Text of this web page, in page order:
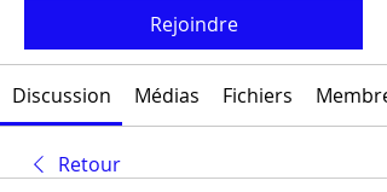
Rejoindre
Discussion Médias Fichiers
Retour